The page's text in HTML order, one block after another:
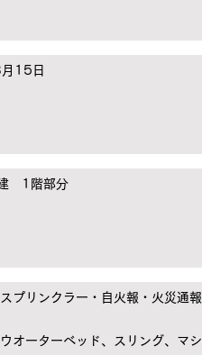
15日
1階部分
リンクラー・自火報・火災通報
オーターベッド、スリング、マ